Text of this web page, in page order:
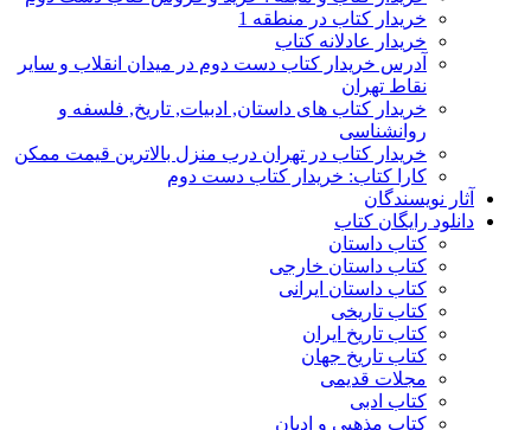
خریدار کتاب در منطقه 1
خریدار عادلانه کتاب
آدرس خریدار کتاب دست دوم در میدان انقلاب و سایر
نقاط تهران
خریدار کتاب های داستان, ادبیات, تاریخ, فلسفه و
روانشناسی
خریدار کتاب در تهران درب منزل بالاترین قیمت ممکن
کارا کتاب: خریدار کتاب دست دوم
آثار نویسندگان
دانلود رایگان کتاب
کتاب داستان
کتاب داستان خارجی
کتاب داستان ایرانی
کتاب تاریخی
کتاب تاریخ ایران
کتاب تاریخ جهان
مجلات قدیمی
کتاب ادبی
کتاب مذهبی و ادیان